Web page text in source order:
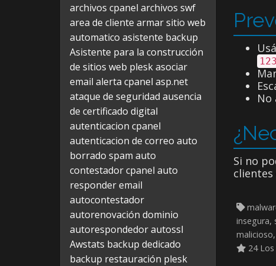
No
Si no
insegura,
24 Los
archivos cpanel archivos swf
area de cliente armar sitio web
automatico asistente backup
Asistente para la construcción
de sitios web pleskasociar
email alerta cpanel asp.net
ataque de seguridad ausencia
de certificado digital
autenticacion cpanel
autenticacion de correo auto
borrado spam auto
contestador cpanel auto
responder email
autocontestador
autorenovación dominio
autorespondedorautossl
Awstats backup dedicado
backup restauración plesk